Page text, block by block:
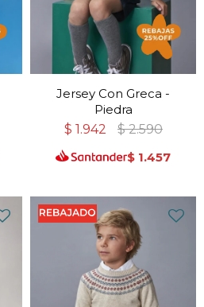
Jersey Con Greca -
Piedra
$ 1.942 $ 2.590
$ 1.457